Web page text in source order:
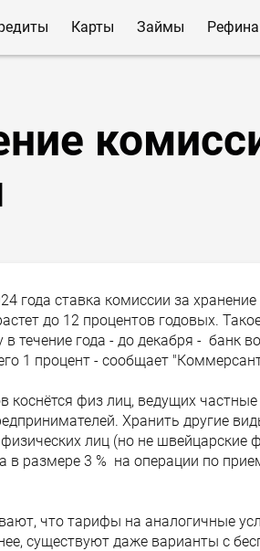
Карты Займы
года ставка комиссии за
до 12 процентов годовых.
в течение года - до декабря - банк
1 процент - сообщает
физ лиц, ведущих
Хранить другие
лиц (но не швейцарские
в размере 3 % на операции по
что тарифы на аналогичные
существуют даже варианты с